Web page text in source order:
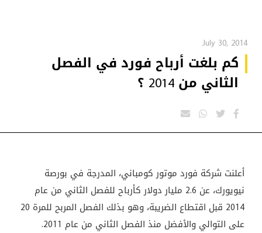
July 30, 2014
كم بلغت أرباح فورد في الفصل
الثاني من 2014 ؟
أعلنت شركة فورد موتور كومباني، المدرجة في بورصة
نيويورك، عن 2.6 مليار دولار كأرباح للفصل الثاني من عام
2014 قبل اقتطاع الضريبة، وهو بذلك الفصل المربح للمرة 20
على التوالي والأفضل منذ الفصل الثاني من عام 2011.